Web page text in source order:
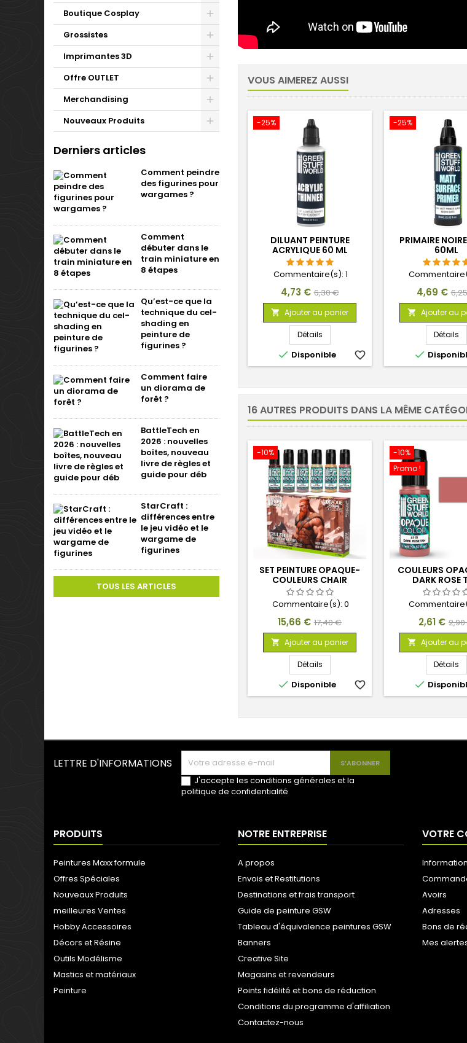
Boutique Cosplay
Grossistes
Imprimantes 3D
Offre OUTLET
Merchandising
Nouveaux Produits
Derniers articles
Comment peindre
des figurines pour
wargames ?
Comment
débuter dans le
train miniature en
8 étapes
Qu’est-ce que la
technique du cel-
shading en
peinture de
figurines ?
Comment faire
un diorama de
forêt ?
BattleTech en
2026 : nouvelles
boîtes, nouveau
livre de règles et
guide pour déb
StarCraft :
différences entre
le jeu vidéo et le
wargame de
figurines
TOUS LES ARTICLES
VOUS AIMEREZ AUSSI
-25%
DILUANT PEINTURE
ACRYLIQUE 60 ML
Commentaire(s): 1
Prix
4,73 € Prix
de
base
6,30 €
 Ajouter au panier
Détails
 Disponible favorite_border
-25%
PRIMAIRE
60ML
Prix
4,69 € Prix
de
 Ajouter au
Détails

16 AUTRES PRODUITS DANS LA MÊME
-10%
SET PEINTURE OPAQUE-
COULEURS CHAIR
Commentaire(s): 0
Prix
15,66 € Prix
de
base
17,40 €
 Ajouter au panier
Détails
 Disponible favorite_border
-10%
Promo !
COULEURS
DARK ROSE
Prix
2,61 € Prix
de
 Ajouter au
Détails

LETTRE D'INFORMATIONS
J'accepte les conditions générales et la
politique de confidentialité
PRODUITS
Peintures Maxx formule
Offres Spéciales
Nouveaux Produits
meilleures Ventes
Hobby Accessoires
Décors et Résine
Outils Modélisme
Mastics et matériaux
Peinture
NOTRE ENTREPRISE
A propos
Envois et Restitutions
Destinations et frais transport
Guide de peinture GSW
Tableau d'équivalence peintures GSW
Banners
Creative Site
Magasins et revendeurs
Points fidélité et bons de réduction
Conditions du programme d'affiliation
Contactez-nous
VOTRE
Avoirs
Adresses
Bons de
Mes